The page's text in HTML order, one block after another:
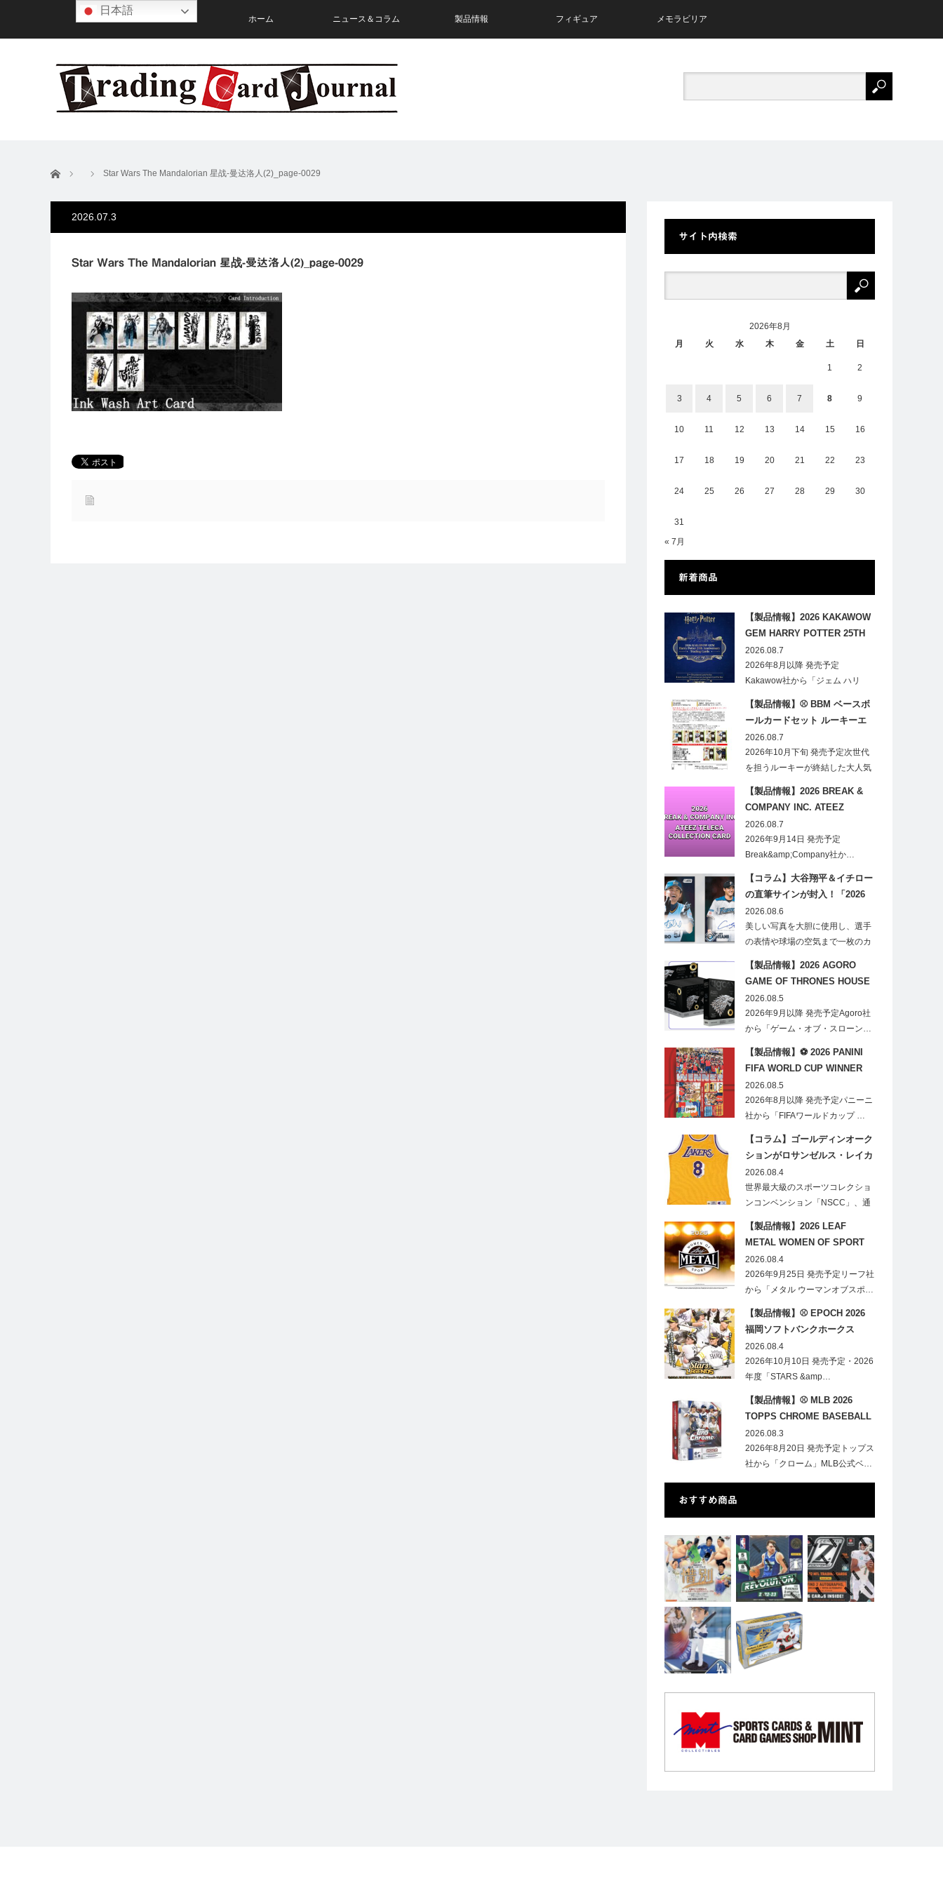
ホーム ニュース＆コラム 製品情報 フィギュア メモラビリア
ホーム Star Wars The Mandalorian 星战-曼达洛人(2)_page-0029
2026.07.3
Star Wars The Mandalorian 星战-曼达洛人(2)_page-0029
サイト内検索
2026年8月
月
火 水 木 金 土 日
1 2
3 4 5 6 7 8 9
10 11 12 13 14 15 16
17 18 19 20 21 22 23
24 25 26 27 28 29 30
31
« 7月
新着商品
【製品情報】2026 KAKAWOW
GEM HARRY POTTER 25TH
ANNIVERSARY TRADING
CARDS HOBBY
2026.08.7
2026年8月以降 発売予定
Kakawow社から「ジェム ハリ
【製品情報】⚾ BBM ベースボ
ールカードセット ルーキーエ
ディションプレミアム 2026
2026.08.7
2026年10月下旬 発売予定次世代
を担うルーキーが終結した大人気
【製品情報】2026 BREAK &
COMPANY INC. ATEEZ
TELECA COLLECTION CARD
2026.08.7
2026年9月14日 発売予定
Break&amp;Company社か…
【コラム】大谷翔平＆イチロー
の直筆サインが封入！「2026
Topps NPB Stadium Club」が
見逃せない
2026.08.6
美しい写真を大胆に使用し、選手
の表情や球場の空気まで一枚のカ
【製品情報】2026 AGORO
GAME OF THRONES HOUSE
STARK BLIND BOX
2026.08.5
2026年9月以降 発売予定Agoro社
から「ゲーム・オブ・スローン…
【製品情報】⚽ 2026 PANINI
FIFA WORLD CUP WINNER
STICKER POSTER
2026.08.5
2026年8月以降 発売予定パニーニ
社から「FIFAワールドカップ …
【コラム】ゴールディンオーク
ションがロサンゼルス・レイカ
ーズのオフィシャルオークショ
ンスポンサーに！
2026.08.4
世界最大級のスポーツコレクショ
ンコンベンション「NSCC」、通
【製品情報】2026 LEAF
METAL WOMEN OF SPORT
HOBBY
2026.08.4
2026年9月25日 発売予定リーフ社
から「メタル ウーマンオブスポ…
【製品情報】⚾ EPOCH 2026
福岡ソフトバンクホークス
STARS&LEGENDS ベースボー
ルカード
2026.08.4
2026年10月10日 発売予定・2026
年度「STARS &amp…
【製品情報】⚾ MLB 2026
TOPPS CHROME BASEBALL
LOGOFRACTOR
2026.08.3
2026年8月20日 発売予定トップス
社から「クローム」MLB公式ベ…
おすすめ商品
日本語